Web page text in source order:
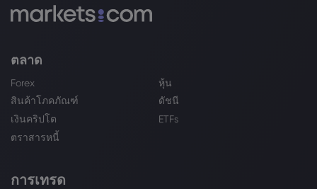
ตลาด
Forex
หุ้น
สินค้าโภคภัณฑ์
ดัชนี
เงินคริปโต
ETFs
ตราสารหนี้
การเทรด